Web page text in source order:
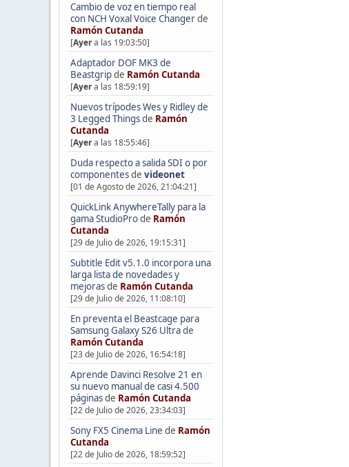
Cambio de voz en tiempo real
con NCH Voxal Voice Changerde
Ramón Cutanda
[Ayera las 19:03:50]
Adaptador DOF MK3 de
Beastgripde Ramón Cutanda
[Ayera las 18:59:19]
Nuevos trípodes Wes y Ridley de
3 Legged Thingsde Ramón
Cutanda
[Ayera las 18:55:46]
Duda respecto a salida SDI o por
componentesde videonet
[01 de Agosto de 2026, 21:04:21]
QuickLink AnywhereTally para la
gama StudioProde Ramón
Cutanda
[29 de Julio de 2026, 19:15:31]
Subtitle Edit v5.1.0 incorpora una
larga lista de novedades y
mejorasde Ramón Cutanda
[29 de Julio de 2026, 11:08:10]
En preventa el Beastcage para
Samsung Galaxy S26 Ultrade
Ramón Cutanda
[23 de Julio de 2026, 16:54:18]
Aprende Davinci Resolve 21 en
su nuevo manual de casi 4.500
páginasde Ramón Cutanda
[22 de Julio de 2026, 23:34:03]
Sony FX5 Cinema Line de Ramón
Cutanda
[22 de Julio de 2026, 18:59:52]